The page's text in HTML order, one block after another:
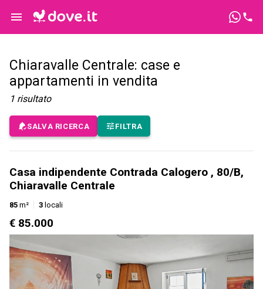
Chiaravalle Centrale: case e
appartamenti in vendita
1 risultato
SALVA RICERCA FILTRA
Casa indipendente Contrada Calogero , 80/B,
Chiaravalle Centrale
85 m² 3 locali
€ 85.000